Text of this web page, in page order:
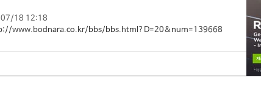
07/18 12:18
www.bodnara.co.kr/bbs/bbs.html?D=20&num=139668